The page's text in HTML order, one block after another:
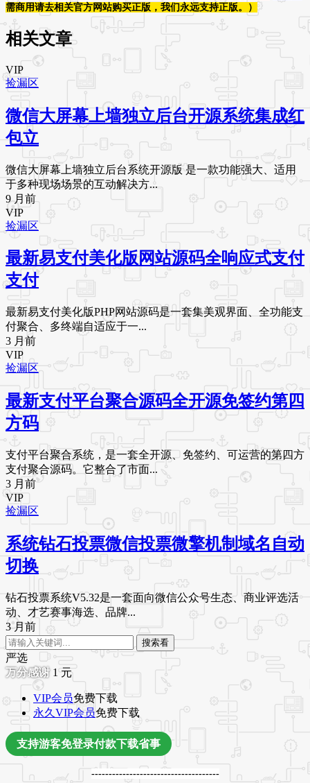
需商用请去相关官方网站购买正版，我们永远支持正版。）
相关文章
VIP
捡漏区
微信大屏幕上墙独立后台开源系统集成红
包立
微信大屏幕上墙独立后台系统开源版 是一款功能强大、适用
于多种现场场景的互动解决方...
9 月前
VIP
捡漏区
最新易支付美化版网站源码全响应式支付
支付
最新易支付美化版PHP网站源码是一套集美观界面、全功能支
付聚合、多终端自适应于一...
3 月前
VIP
捡漏区
最新支付平台聚合源码全开源免签约第四
方码
支付平台聚合系统，是一套全开源、免签约、可运营的第四方
支付聚合源码。它整合了市面...
3 月前
VIP
捡漏区
系统钻石投票微信投票微擎机制域名自动
切换
钻石投票系统V5.32是一套面向微信公众号生态、商业评选活
动、才艺赛事海选、品牌...
3 月前
搜索看
严选
1 元
VIP会员免费下载
永久VIP会员免费下载
支持游客免登录付款下载省事
-------------------------------------